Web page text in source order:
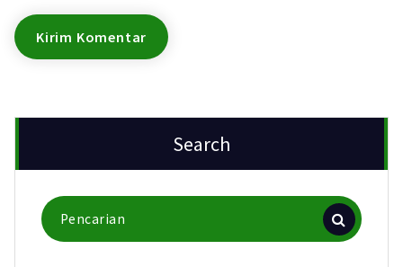
Search
Pencarian
untuk: